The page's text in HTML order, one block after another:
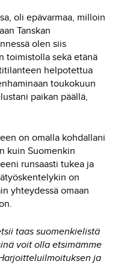
oli epävarmaa, milloin
Tanskan
olen siis
toimistolla sekä etänä
helpotettua
toukokuun
paikan päällä,
on omalla kohdallani
kuin Suomenkin
runsaasti tukea ja
on
yhteydessä omaan
taas suomenkielistä
voit olla etsimämme
ja